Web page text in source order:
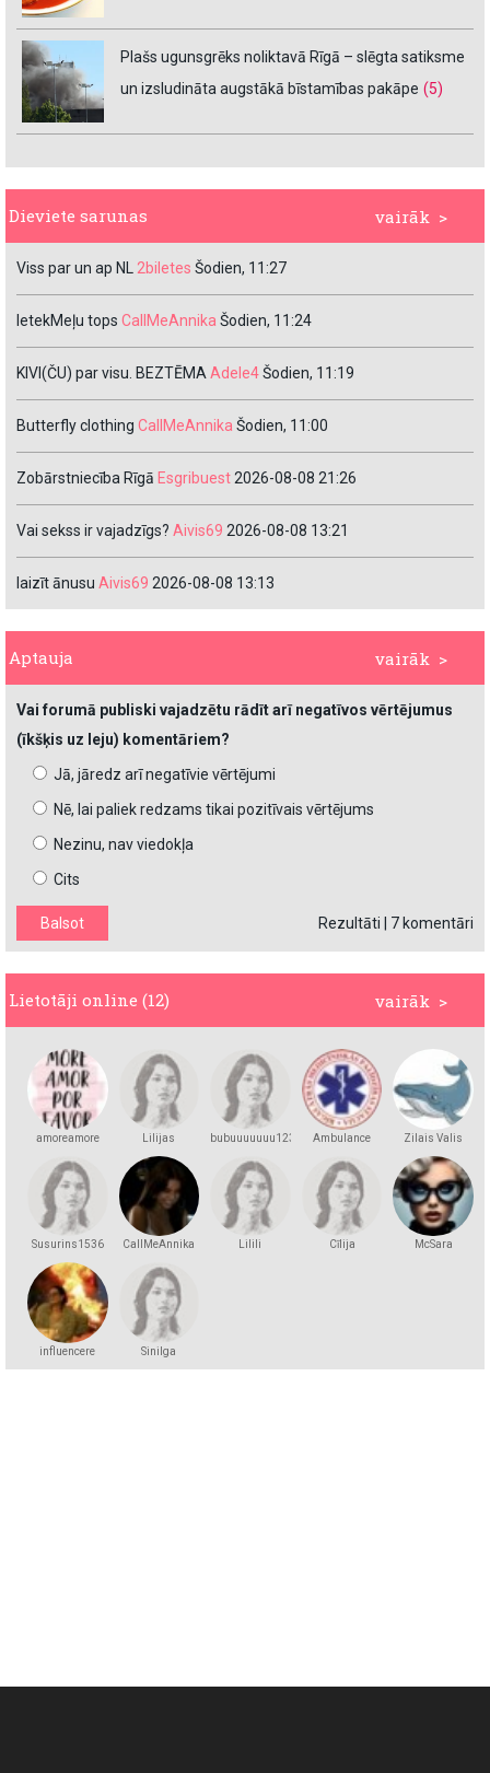
Plašs ugunsgrēks noliktavā Rīgā – slēgta satiksme
un izsludināta augstākā bīstamības pakāpe (5)
vairāk >
Dieviete sarunas
Viss par un ap NL2biletes Šodien, 11:27
IetekMeļu tops CallMeAnnika Šodien, 11:24
KIVI(ČU) par visu. BEZTĒMAAdele4Šodien, 11:19
Butterfly clothing CallMeAnnika Šodien, 11:00
Zobārstniecība Rīgā Esgribuest2026-08-08 21:26
Vai sekss ir vajadzīgs? Aivis69 2026-08-08 13:21
laizīt ānusu Aivis69 2026-08-08 13:13
vairāk >
Aptauja
Vai forumā publiski vajadzētu rādīt arī negatīvos vērtējumus
(īkšķis uz leju) komentāriem?
Jā, jāredz arī negatīvie vērtējumi
Nē, lai paliek redzams tikai pozitīvais vērtējums
Nezinu, nav viedokļa
Cits
Rezultāti 7 komentāri
vairāk >
Lietotāji online (12)
amoreamore Lilijas bubuuuuuuu123 Ambulance Zilais Valis
Susurins1536 CallMeAnnika Lilili Cīlija McSara
influencere Sinilga